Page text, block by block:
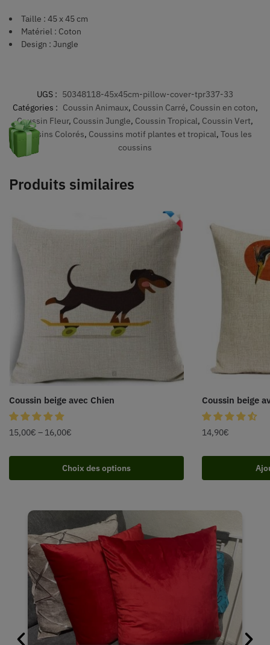
Taille : 45 x 45 cm
Matériel : Coton
Design : Jungle
UGS : 50348118-45x45cm-pillow-cover-tpr337-33
Catégories : Coussin Animaux, Coussin Carré, Coussin en coton,
Coussin Fleur, Coussin Jungle, Coussin Tropical, Coussin Vert,
Coussins Colorés, Coussins motif plantes et tropical, Tous les
coussins
Produits similaires
Coussin beige avec Chien
15,00€ – 16,00€
Choix des options
Coussin beige
14,90€